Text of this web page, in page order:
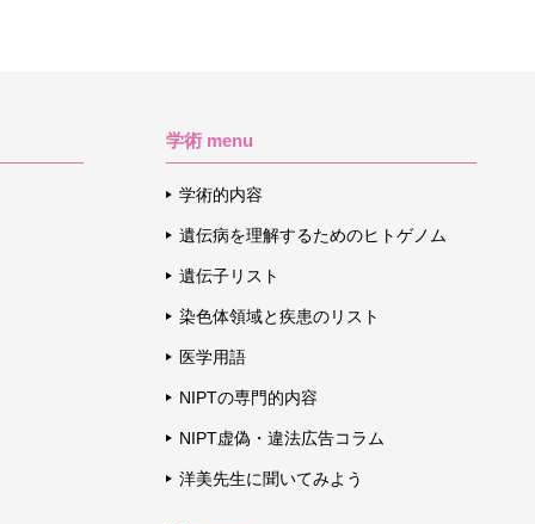
学術 menu
学術的内容
遺伝病を理解するためのヒトゲノム
遺伝子リスト
染色体領域と疾患のリスト
医学用語
NIPTの専門的内容
NIPT虚偽・違法広告コラム
洋美先生に聞いてみよう